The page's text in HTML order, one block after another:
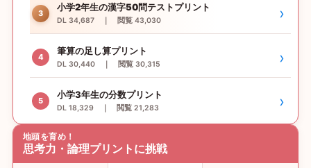
3
小学2年生の漢字50問テストプリント
DL 34,687 ｜ 閲覧 43,030 ›
4
筆算の足し算プリント
DL 30,440 ｜ 閲覧 30,315 ›
5
小学3年生の分数プリント
DL 18,329 ｜ 閲覧 21,283 ›
地頭を育め！
思考力・論理プリントに挑戦